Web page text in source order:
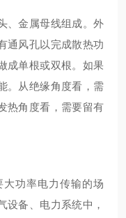
、金属母线组成。外
通风孔以完成散热功
成单根或双根。如果
。从绝缘角度看，需
热角度看，需要留有
功率电力传输的场
设备、电力系统中，